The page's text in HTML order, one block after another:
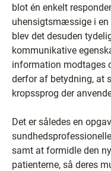
blot én enkelt
uhensigtsmæssige i
blev det desuden
kommunikative
information modtages
derfor af betydning, at
kropssprog der
Det er således en
samt at formidle den
patienterne, så deres